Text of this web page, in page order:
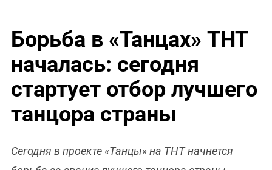
Борьба в «Танцах» ТНТ
началась: сегодня
стартует отбор лучшего
танцора страны
Сегодня в проекте «Танцы» на ТНТ начнется